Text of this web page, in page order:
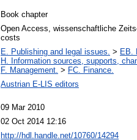
Book chapter
Open Access, wissenschaftliche
costs
E. Publishing and legal issues. > EB.
H. Information sources, supports,
F. Management. > FC. Finance.
Austrian E-LIS editors
09 Mar 2010
02 Oct 2014 12:16
http://hdl.handle.net/10760/14294